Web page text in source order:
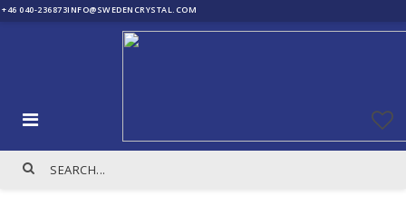
+46 040-236873INFO@SWEDENCRYSTAL.COM